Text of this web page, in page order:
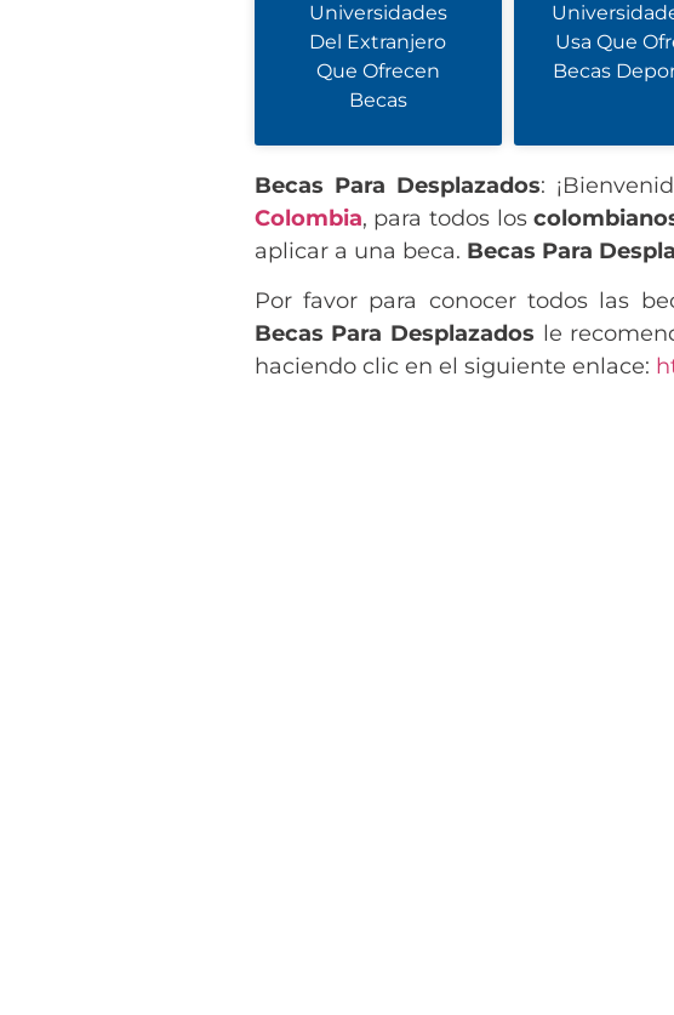
Universidades
Del Extranjero
Que Ofrecen
Becas
Usa Que
Becas
Becas Para Desplazados:
Colombia, para todos los
aplicar a una beca. Becas Para
Por favor para conocer todos las
Becas Para Desplazados le
haciendo clic en el siguiente enlace: